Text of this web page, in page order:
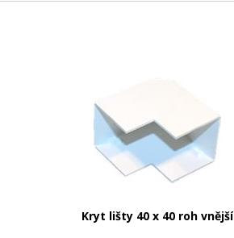
Kryt lišty 40 x 40 roh vnější